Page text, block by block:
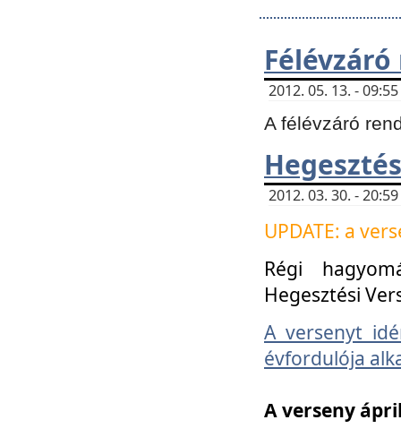
2012. 05. 13. -
A félévzáró
2012. 03. 30. -
UPDATE: a
Régi
Hegesztési
A versenyt
évfordulója
A verseny